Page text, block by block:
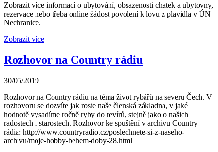
Zobrazit více informací o ubytování, obsazenosti chatek a ubytovny,
rezervace nebo třeba online žádost povolení k lovu z plavidla v ÚN
Nechranice.
Zobrazit více
Rozhovor na Country rádiu
30/05/2019
Rozhovor na Country rádiu na téma život rybářů na severu Čech. V
rozhovoru se dozvíte jak roste naše členská základna, v jaké
hodnotě vysadíme ročně ryby do revírů, stejně jako o našich
radostech i starostech. Rozhovor ke spuštění v archivu Country
rádia: http://www.countryradio.cz/poslechnete-si-z-naseho-
archivu/moje-hobby-behem-doby-28.html